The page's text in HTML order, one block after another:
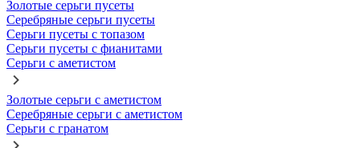
Золотые серьги пусеты
Серебряные серьги пусеты
Серьги пусеты с топазом
Серьги пусеты с фианитами
Серьги с аметистом
Золотые серьги с аметистом
Серебряные серьги с аметистом
Серьги с гранатом